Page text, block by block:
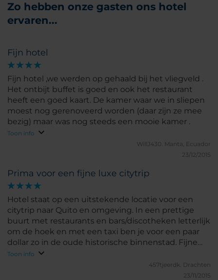
Zo hebben onze gasten ons hotel
ervaren...
Fijn hotel
Fijn hotel ,we werden op gehaald bij het vliegveld .
Het ontbijt buffet is goed en ook het restaurant
heeft een goed kaart. De kamer waar we in sliepen
moest nog gerenoveerd worden (daar zijn ze mee
bezig) maar was nog steeds een mooie kamer .
Toon info
WillJ430. Manta, Ecuador
23/12/2015
Prima voor een fijne luxe citytrip
Hotel staat op een uitstekende locatie voor een
citytrip naar Quito en omgeving. In een prettige
buurt met restaurants en bars/discotheken letterlijk
om de hoek en met een taxi ben je voor een paar
dollar zo in de oude historische binnenstad. Fijne
ruime kamer met heerlijk bed en badkamer. Goed
Toon info
457tjeerdk. Drachten
23/11/2015